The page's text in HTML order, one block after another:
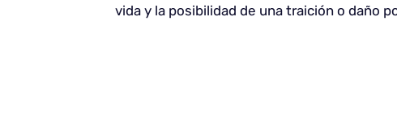
vida y la posibilidad de una traición o daño